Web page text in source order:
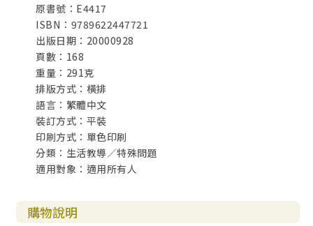
四. 總結
第三章 宗教團體辦學與反歧視法案(與趙善榮合著)
一. 甚麼是法例應禁止的歧視？
二. 宗教學校應受禁制嗎？
三. 平等機會與宗教自由
第四章 人權與反性傾向歧視
一. 我是否患了同性戀恐懼症（homophobia）？
二. 甚麼是「性傾向」？
三. 要整體地了解同志運動
五. 平等人權＝反歧視法例？
六. 應否支持反同性戀歧視法例？
原書號：E4417
ISBN：9789622447721
出版日期：20000928
頁數：168
重量：291克
排版方式：橫排
語言：繁體中文
裝訂方式：平裝
印刷方式：單色印刷
分類：生活教導／特殊問題
適用對象：適用所有人
購物說明